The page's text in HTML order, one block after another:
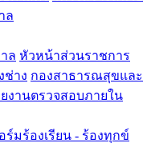
ล
ล หัวหน้าส่วนราชการ
ช่าง กองสาธารณสุขและ
งานตรวจสอบภายใน
ร์มร้องเรียน - ร้องทุกข์